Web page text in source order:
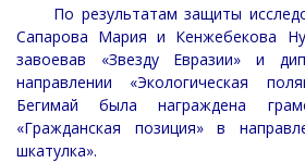
По результатам защиты
Сапарова Мария и Кенжебекова
завоевав «Звезду Евразии» и
направлении «Экологическая
Бегимай была награждена
«Гражданская позиция» в
шкатулка».